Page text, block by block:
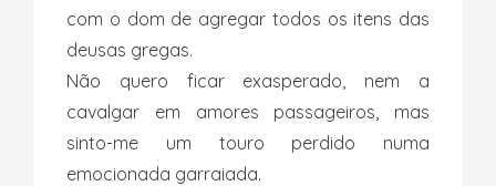
com o dom de agregar todos os itens das
deusas gregas.
Não quero ficar exasperado, nem a
cavalgar em amores passageiros, mas
sinto-me um touro perdido numa
emocionada garraiada.